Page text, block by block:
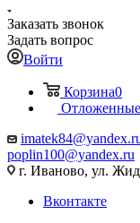
Заказать звонок
Задать вопрос
Войти
Корзина0
Отложенные
poplin100@yandex.ru
г. Иваново, ул.
Вконтакте